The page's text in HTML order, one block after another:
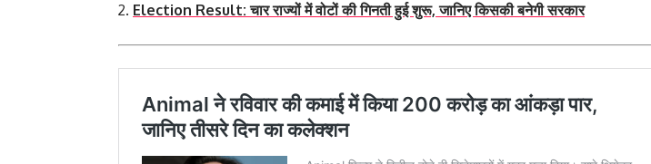
Election Result: चार राज्यों में वोटों की गिनती हुई शुरू, जानिए किसकी बनेगी सरकार